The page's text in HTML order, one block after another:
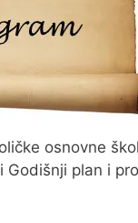
osnovne
plan i